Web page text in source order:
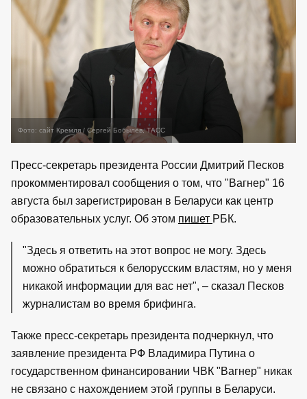
Фото: сайт Кремля / Сергей Бобылёв, ТАСС
Пресс-секретарь президента России Дмитрий Песков
прокомментировал сообщения о том, что "Вагнер" 16
августа был зарегистрирован в Беларуси как центр
образовательных услуг. Об этом пишет РБК.
"Здесь я ответить на этот вопрос не могу. Здесь
можно обратиться к белорусским властям, но у меня
никакой информации для вас нет", – сказал Песков
журналистам во время брифинга.
Также пресс-секретарь президента подчеркнул, что
заявление президента РФ Владимира Путина о
государственном финансировании ЧВК "Вагнер" никак
не связано с нахождением этой группы в Беларуси.